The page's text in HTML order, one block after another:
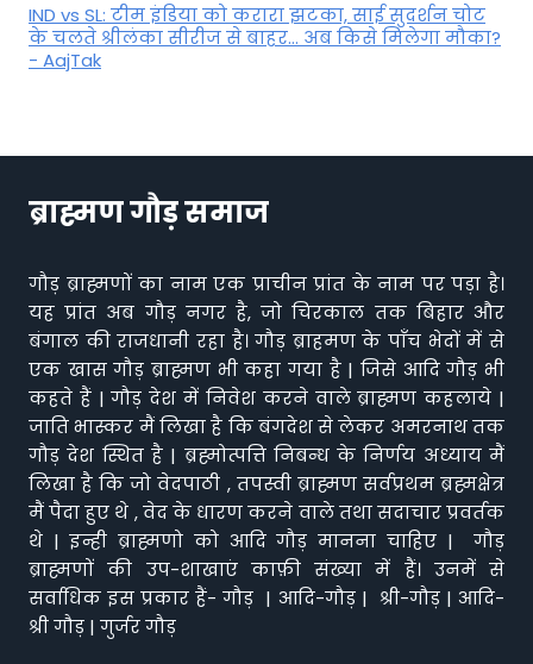
IND vs SL: टीम इंड‍िया को करारा झटका, साई सुदर्शन चोट
के चलते श्रीलंका सीरीज से बाहर... अब किसे म‍िलेगा मौका?
- AajTak
ब्राह्मण गौड़ समाज
गौड़ ब्राह्मणों का नाम एक प्राचीन प्रांत के नाम पर पड़ा है।
यह प्रांत अब गौड़ नगर है, जो चिरकाल तक बिहार और
बंगाल की राजधानी रहा है। गौड़ ब्राहमण के पाँच भेदों में से
एक खास गौड़ ब्राह्मण भी कहा गया है | जिसे आदि गौड़ भी
कहते हैं | गौड़ देश में निवेश करने वाले ब्राह्मण कहलाये |
जाति भास्कर मैं लिखा है कि बंगदेश से लेकर अमरनाथ तक
गौड़ देश स्थित है | ब्रह्मोत्पत्ति निबन्ध के निर्णय अध्याय मैं
लिखा है कि जो वेदपाठी , तपस्वी ब्राह्मण सर्वप्रथम ब्रह्मक्षेत्र
मैं पैदा हुए थे , वेद के धारण करने वाले तथा सदाचार प्रवर्तक
थे | इन्ही ब्राह्मणो को आदि गौड़ मानना चाहिए | गौड़
ब्राह्मणों की उप-शाखाएं काफ़ी संख्या में हैं। उनमें से
सर्वाधिक इस प्रकार हैं- गौड़ | आदि-गौड़ | श्री-गौड़ | आदि-
श्री गौड़ | गुर्जर गौड़